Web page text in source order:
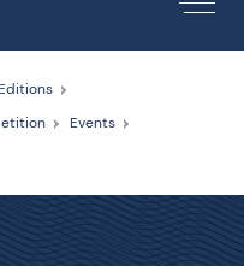
Events